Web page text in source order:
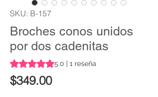
SKU: B-157
Broches conos unidos
por dos cadenitas
Según 1 reseña, la calificación es de 5.0
5.0 | 1 reseña
$349.00Precio